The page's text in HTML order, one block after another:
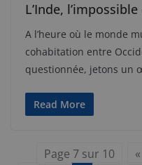
L’Inde,
A l’heure où le monde
cohabitation entre
questionnée, jetons un
Read More
Page 7 sur 10